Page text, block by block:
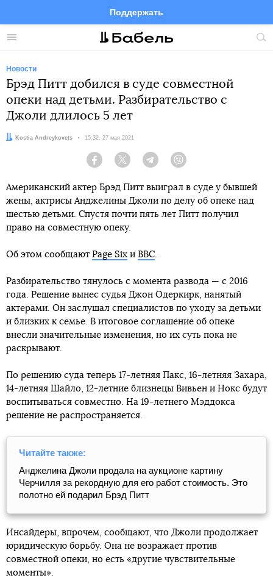
Меню
Поддержать
FacebookTelegramTwitter
Новости
Брэд Питт добился в суде совместной
опеки над детьми. Разбирательство с
Джоли длилось 5 лет
Автор:Kostia Andreykovets Дата:
15:32, 27 мая 2021
Facebook Twitter Telegram
Американский актер Брэд Питт выиграл в суде у бывшей
жены, актрисы Анджелины Джоли по делу об опеке над
шестью детьми. Спустя почти пять лет Питт получил
право на совместную опеку.
Об этом сообщают Page Six и BBC.
Разбирательство тянулось с момента развода — с 2016
года. Решение вынес судья Джон Одеркирк, нанятый
актерами. Он заслушал специалистов по уходу за детьми
и близких к семье. В итоговое соглашение об опеке
внесли значительные изменения, но их суть пока не
раскрывают.
По решению суда теперь 17-летняя Пакс, 16-летняя Захара,
14-летняя Шайло, 12-летние близнецы Вивьен и Нокс будут
воспитываться совместно. На 19-летнего Мэддокса
решение не распространяется.
Читайте также:
Анджелина Джоли продала на аукционе картину
Черчилля за рекордную для его работ стоимость. Это
полотно ей подарил Брэд Питт
Инсайдеры, впрочем, сообщают, что Джоли продолжает
юридическую борьбу. Она не возражает против
совместной опеки, но есть «другие чувствительные
моменты».